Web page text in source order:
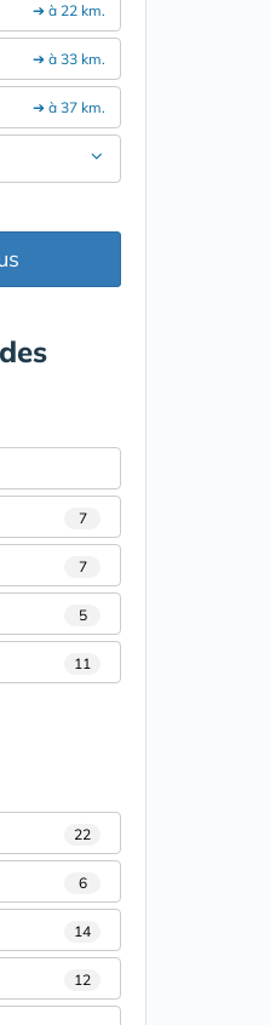
➔ à 22 km.
➔ à 33 km.
➔ à 37 km.
7
7
5
11
22
6
14
12